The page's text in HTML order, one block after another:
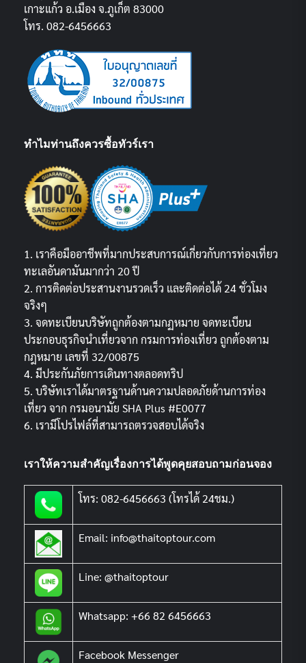
เกาะแก้ว อ.เมือง จ.ภูเก็ต 83000
โทร. 082-6456663
ทำไมท่านถึงควรซื้อทัวร์เรา
1. เราคือมืออาชีพที่มากประสบการณ์เกี่ยวกับการท่องเที่ยว
ทะเลอันดามันมากว่า 20 ปี
2. การติดต่อประสานงานรวดเร็ว และติดต่อได้ 24 ชั่วโมง
จริงๆ
3. จดทะเบียนบริษัทถูกต้องตามกฏหมาย จดทะเบียน
ประกอบธุรกิจนำเที่ยวจาก กรมการท่องเที่ยว ถูกต้องตาม
กฎหมาย เลขที่ 32/00875
4. มีประกันภัยการเดินทางตลอดทริป
5. บริษัทเราได้มาตรฐานด้านความปลอดภัยด้านการท่อง
เที่ยว จาก กรมอนามัย SHA Plus #E0077
6. เรามีโปรไฟล์ที่สามารถตรวจสอบได้จริง
เราให้ความสำคัญเรื่องการได้พูดคุยสอบถามก่อนจอง
โทร: 082-6456663 (โทรได้ 24ชม.)
Email: info@thaitoptour.com
Line: @thaitoptour
Whatsapp: +66 82 6456663
Facebook Messenger